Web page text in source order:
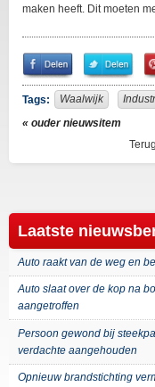
maken heeft. Dit moeten
Share
on
Facebook
Share
on
Twitter
Tags: Waalwijk
« ouder nieuwsitem
Laatste
Auto raakt van de weg en
Auto slaat over de kop na
aangetroffen
Persoon gewond bij
verdachte aangehouden
Opnieuw brandstichting